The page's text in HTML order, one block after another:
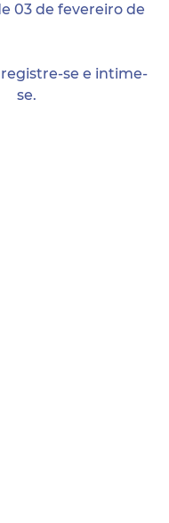
03 de fevereiro de
se e intime-
se.